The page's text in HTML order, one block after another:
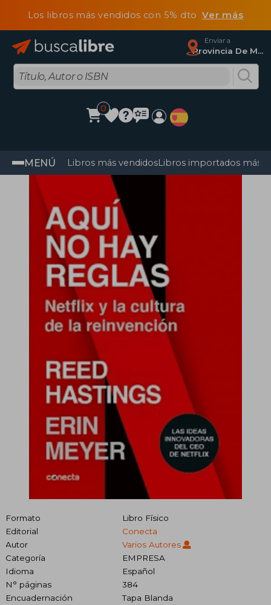
Los libros más vendidos con 5% dtoVer más
Enviar a
Provincia De Madrid
0
MENÚ Libros más vendidosLibros importados más
Formato
Libro Físico
Editorial
Conecta
Autor
Varios Autores
Categoría
EMPRESA
Idioma
Español
N° páginas
384
Encuadernación
Tapa Blanda